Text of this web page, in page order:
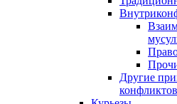
Другие
конфликтов